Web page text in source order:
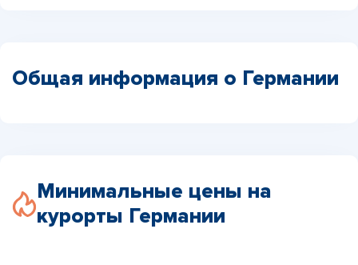
Общая информация о Германии
Минимальные цены на
курорты Германии